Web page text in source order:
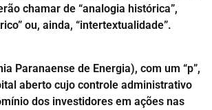
chamar de “analogia histórica”,
ou, ainda, “intertextualidade”.
Paranaense de Energia), com um “p”,
aberto cujo controle administrativo
dos investidores em ações nas